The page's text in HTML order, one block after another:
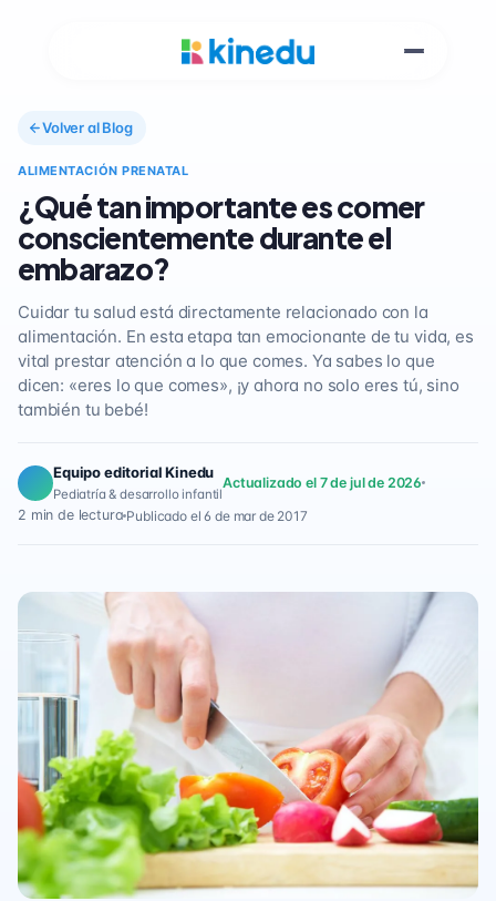
Volver al Blog
ALIMENTACIÓN PRENATAL
¿Qué tan importante es comer
conscientemente durante el
embarazo?
Cuidar tu salud está directamente relacionado con la
alimentación. En esta etapa tan emocionante de tu vida, es
vital prestar atención a lo que comes. Ya sabes lo que
dicen: «eres lo que comes», ¡y ahora no solo eres tú, sino
también tu bebé!
Equipo editorial Kinedu
Pediatría & desarrollo infantil
Actualizado el 7 de jul de 2026
2 min de lectura Publicado el 6 de mar de 2017